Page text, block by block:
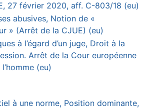
27 février 2020, aff. C-803/18 (eu)
abusives, Notion de «
» (Arrêt de la CJUE) (eu)
à l’égard d’un juge, Droit à la
Arrêt de la Cour européenne
(eu)
à une norme, Position dominante,